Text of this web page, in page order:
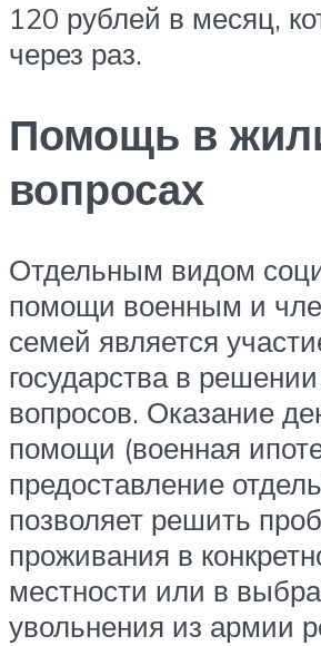
120 рублей в месяц,
через раз.
Помощь в
вопросах
Отдельным видом
помощи военным и
семей является
государства в
вопросов. Оказание
помощи (военная
предоставление
позволяет решить
проживания в
местности или в
увольнения из армии